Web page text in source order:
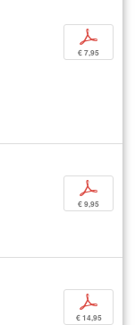
p
€ 7,95
p
€ 9,95
p
€ 14,95